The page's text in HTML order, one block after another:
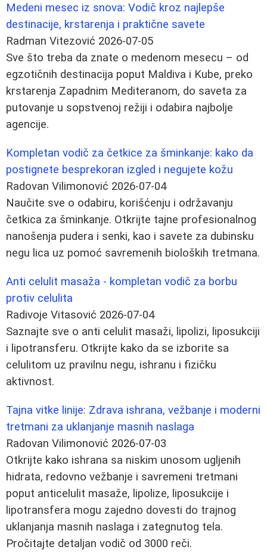
Medeni mesec iz snova: Vodič kroz najlepše
destinacije, krstarenja i praktične savete
Radman Vitezović 2026-07-05
Sve što treba da znate o medenom mesecu – od
egzotičnih destinacija poput Maldiva i Kube, preko
krstarenja Zapadnim Mediteranom, do saveta za
putovanje u sopstvenoj režiji i odabira najbolje
agencije.
Kompletan vodič za četkice za šminkanje: kako da
postignete besprekoran izgled i negujete kožu
Radovan Vilimonović 2026-07-04
Naučite sve o odabiru, korišćenju i održavanju
četkica za šminkanje. Otkrijte tajne profesionalnog
nanošenja pudera i senki, kao i savete za dubinsku
negu lica uz pomoć savremenih bioloških tretmana.
Anti celulit masaža - kompletan vodič za borbu
protiv celulita
Radivoje Vitasović 2026-07-04
Saznajte sve o anti celulit masaži, lipolizi, liposukciji
i lipotransferu. Otkrijte kako da se izborite sa
celulitom uz pravilnu negu, ishranu i fizičku
aktivnost.
Tajna vitke linije: Zdrava ishrana, vežbanje i moderni
tretmani za uklanjanje masnih naslaga
Radovan Vilimonović 2026-07-03
Otkrijte kako ishrana sa niskim unosom ugljenih
hidrata, redovno vežbanje i savremeni tretmani
poput anticelulit masaže, lipolize, liposukcije i
lipotransfera mogu zajedno dovesti do trajnog
uklanjanja masnih naslaga i zategnutog tela.
Pročitajte detaljan vodič od 3000 reči.